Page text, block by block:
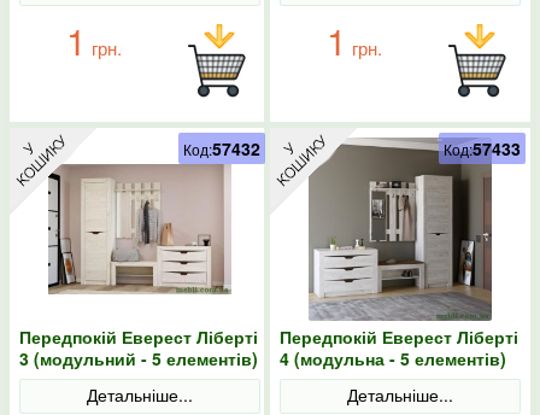
1 грн. 1 грн.
Передпокій Еверест Ліберті
3 (модульний - 5 елементів)
правий фасад дуб крафт
Детальніше...
Код:57432
Передпокій Еверест Ліберті
4 (модульна - 5 елементів)
шафа-пенал правий, дуб
крафт білийДетальніше...
Код:57433